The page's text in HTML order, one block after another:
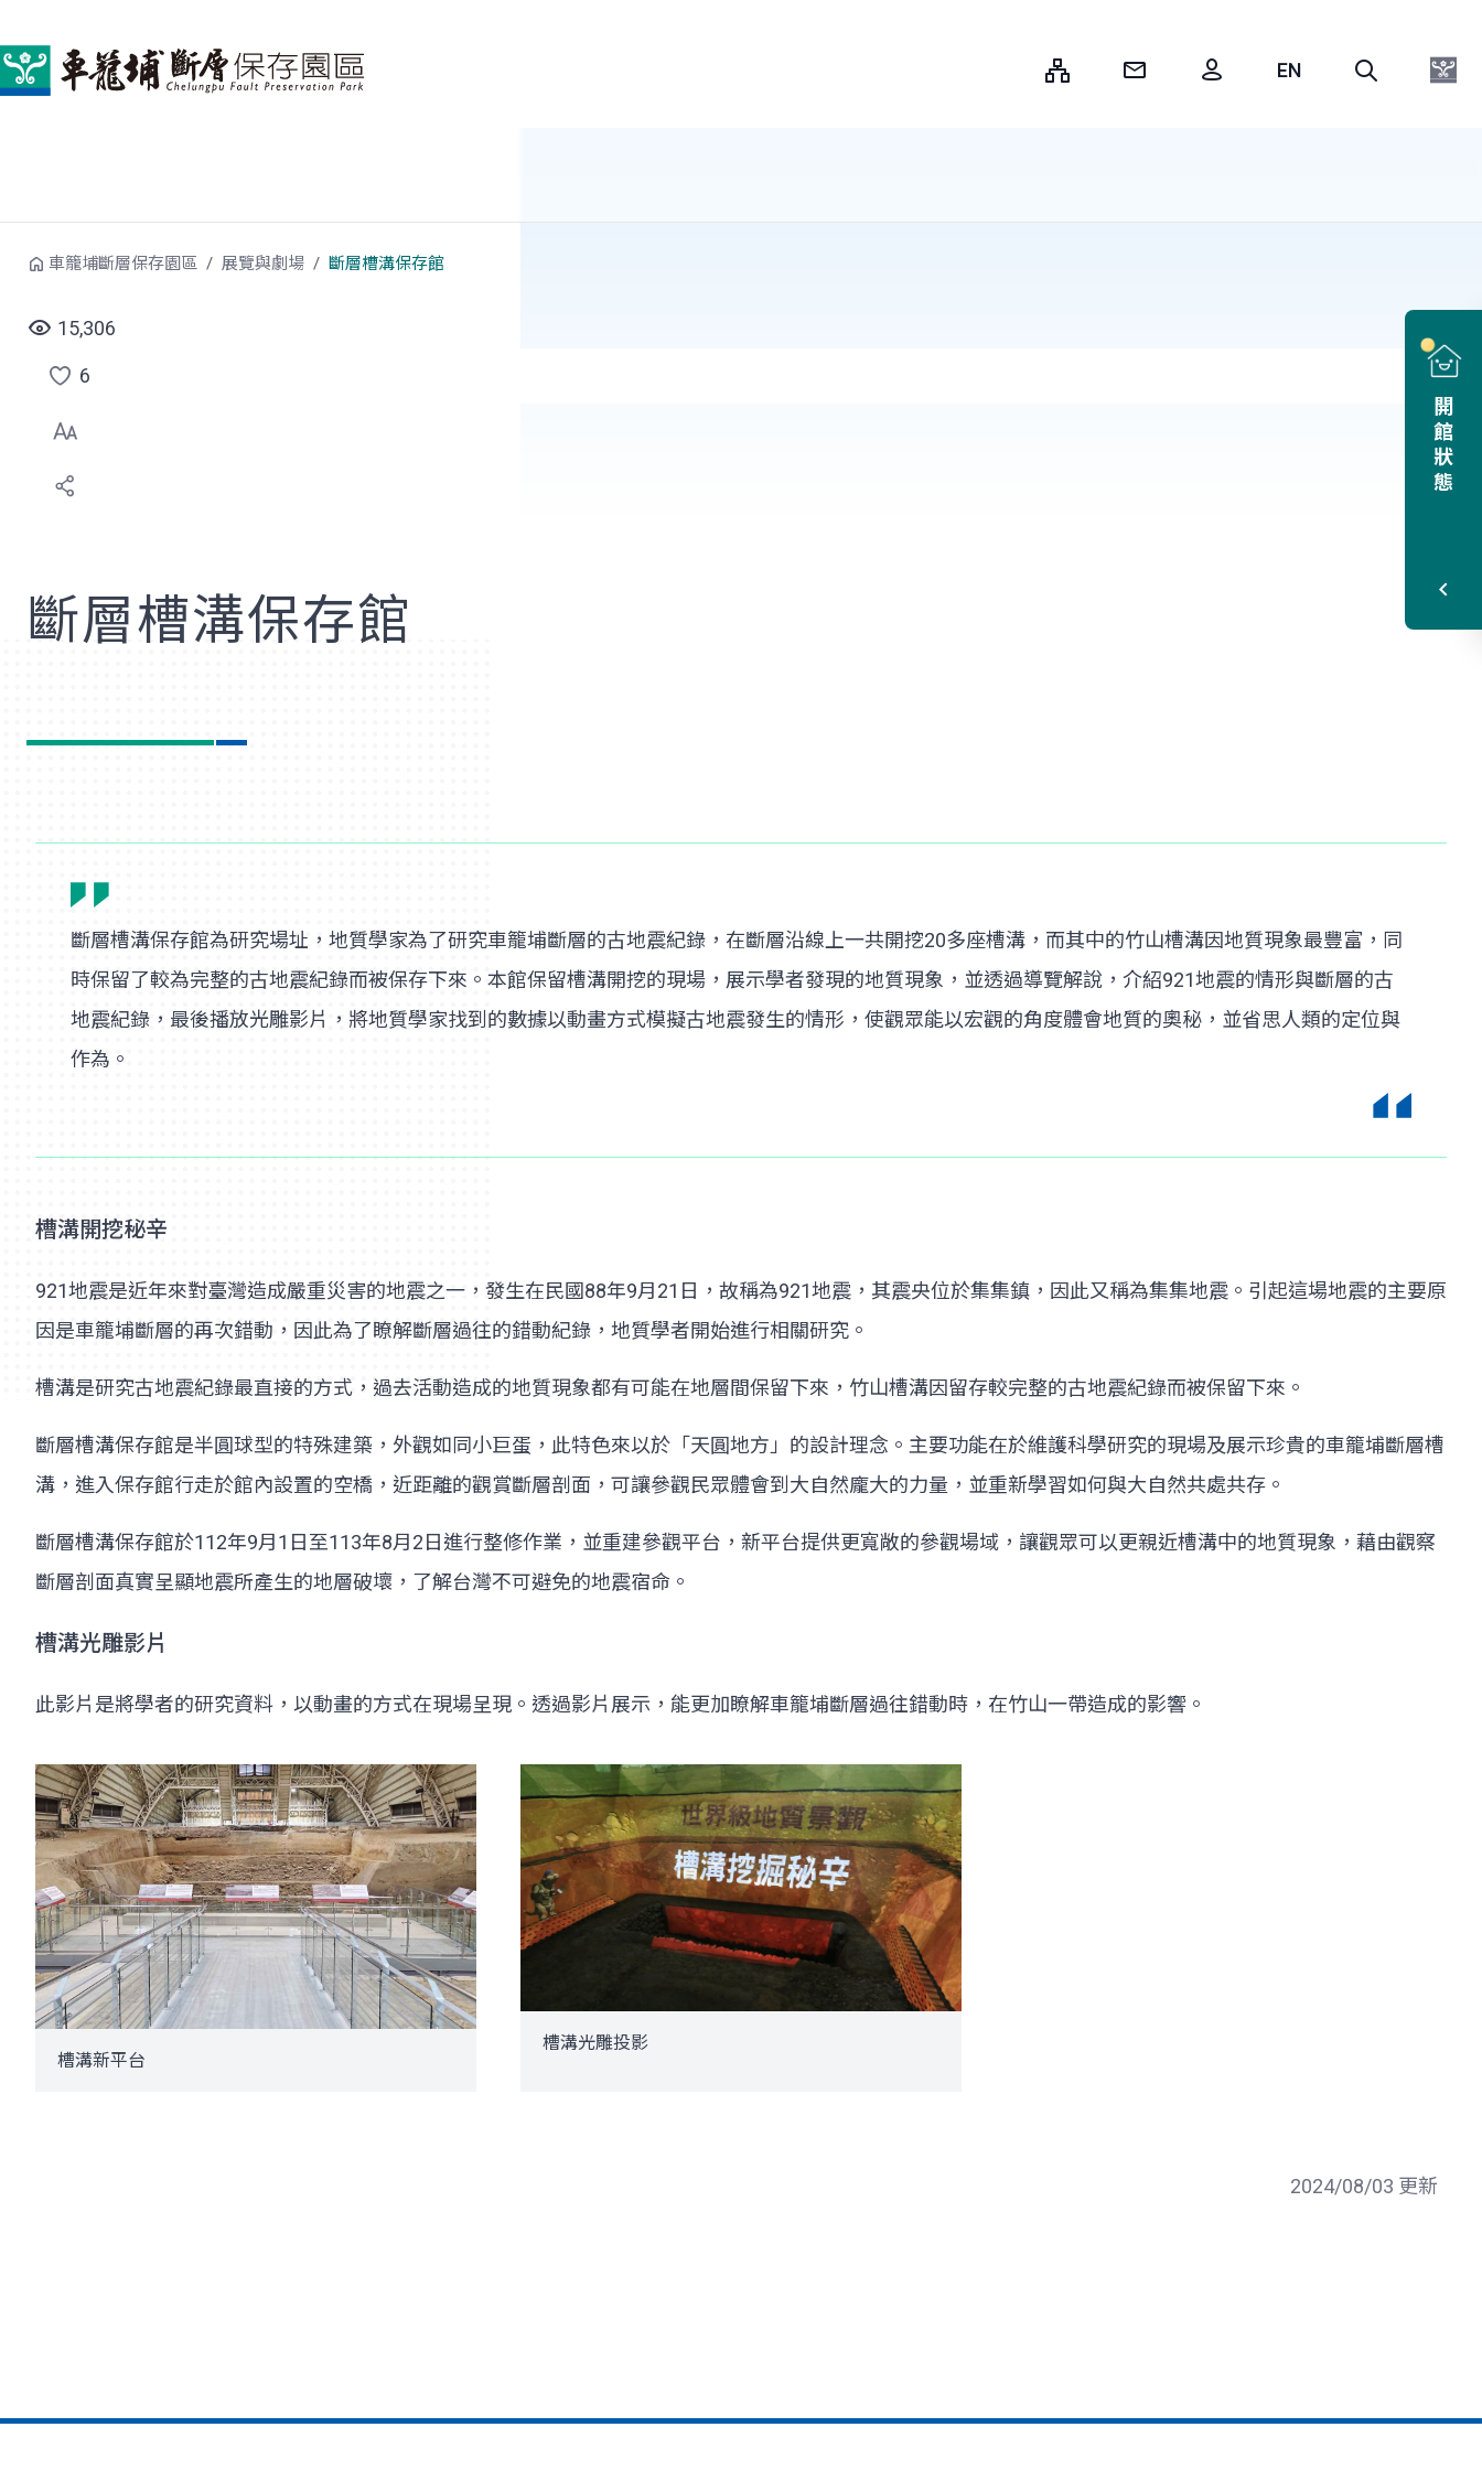
開館狀態
車籠埔斷層保存園區 展覽與劇場 斷層槽溝保存館
15,306
點
選
喜
6
斷層槽溝保存館
斷層槽溝保存館為研究場址，地質學家為了研究車籠埔斷層的古地震紀錄，在斷層沿線上一共開挖20多座槽溝，而其中的竹山槽溝因地質現象最豐富，同
時保留了較為完整的古地震紀錄而被保存下來。本館保留槽溝開挖的現場，展示學者發現的地質現象，並透過導覽解說，介紹921地震的情形與斷層的古
地震紀錄，最後播放光雕影片，將地質學家找到的數據以動畫方式模擬古地震發生的情形，使觀眾能以宏觀的角度體會地質的奧秘，並省思人類的定位與
作為。
槽溝開挖秘辛
921地震是近年來對臺灣造成嚴重災害的地震之一，發生在民國88年9月21日，故稱為921地震，其震央位於集集鎮，因此又稱為集集地震。引起這場地震的主要原
因是車籠埔斷層的再次錯動，因此為了瞭解斷層過往的錯動紀錄，地質學者開始進行相關研究。
槽溝是研究古地震紀錄最直接的方式，過去活動造成的地質現象都有可能在地層間保留下來，竹山槽溝因留存較完整的古地震紀錄而被保留下來。
斷層槽溝保存館是半圓球型的特殊建築，外觀如同小巨蛋，此特色來以於「天圓地方」的設計理念。主要功能在於維護科學研究的現場及展示珍貴的車籠埔斷層槽
溝，進入保存館行走於館內設置的空橋，近距離的觀賞斷層剖面，可讓參觀民眾體會到大自然龐大的力量，並重新學習如何與大自然共處共存。
斷層槽溝保存館於112年9月1日至113年8月2日進行整修作業，並重建參觀平台，新平台提供更寬敞的參觀場域，讓觀眾可以更親近槽溝中的地質現象，藉由觀察
斷層剖面真實呈顯地震所產生的地層破壞，了解台灣不可避免的地震宿命。
槽溝光雕影片
此影片是將學者的研究資料，以動畫的方式在現場呈現。透過影片展示，能更加瞭解車籠埔斷層過往錯動時，在竹山一帶造成的影響。
槽溝新平台
槽溝光雕投影
2024/08/03 更新